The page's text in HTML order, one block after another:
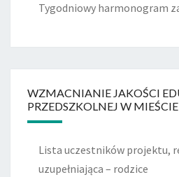
Tygodniowy harmonogram
WZMACNIANIE JAKOŚCI
PRZEDSZKOLNEJ W
Lista uczestników projektu,
uzupełniająca – rodzice